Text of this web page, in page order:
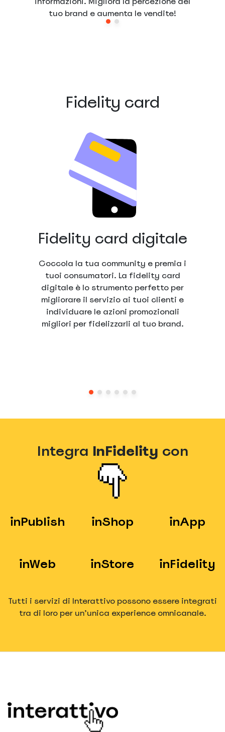
tuo brand e aumenta le vendite!
Fidelity card
Fidelity card digitale
Coccola la tua community e premia i
tuoi consumatori. La fidelity card
digitale è lo strumento perfetto per
migliorare il servizio ai tuoi clienti e
individuare le azioni promozionali
migliori per fidelizzarli al tuo brand.
Integra InFidelity con
inPublish inShop inApp
inWeb inStore inFidelity
Tutti i servizi di Interattivo possono essere integrati
tra di loro per un’unica experience omnicanale.